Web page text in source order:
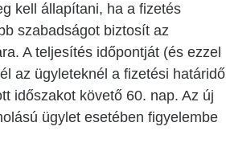
kell állapítani, ha a fizetés
szabadságot biztosít az
A teljesítés időpontját (és ezzel
az ügyleteknél a fizetési határidő
időszakot követő 60. nap. Az új
ügylet esetében figyelembe